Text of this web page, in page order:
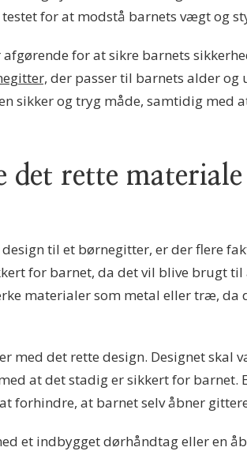
for at modstå barnets vægt og
for at sikre barnets
der passer til barnets alder og
sikker og tryg måde, samtidig med
rette
til et børnegitter, er der flere
for barnet, da det vil blive brugt
materialer som metal eller træ, da
med det rette design. Designet skal
at det stadig er sikkert for barnet.
forhindre, at barnet selv åbner
et indbygget dørhåndtag eller en